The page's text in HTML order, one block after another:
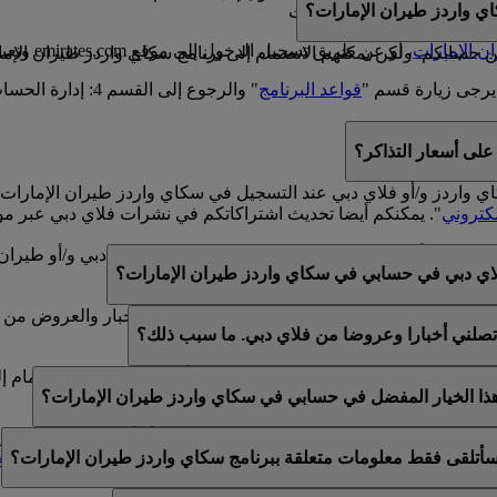
واردز طيران الإمارات
الإمارات، أو عن طريق تسجيل الدخول إلى موقع emirates.com وتعبئة النموذج الموجود في هذه
زيارة قسم "قواعد البرنامج" والرجوع إلى القسم 4: إدارة الحساب.
واردز طيران الإمارات؟
ولكن يمكنهم الانضمام إلى برنامج سكاي واردز طيران
أسعار التذاكر؟
واردز و/أو فلاي دبي عند التسجيل في سكاي واردز طيران
". يمكنكم أيضا تحديث اشتراكاتكم في نشرات فلاي دبي عبر
في أسفل رسائل البريد الإلكتروني الخاصة بفلاي دبي و/أو
عن طريق خدمة العملاء المباشرة أو مركز الاتصال.
دبي في حسابي في سكاي واردز طيران الإمارات؟
وفلاي دبي. لذلك، يتوفر لكم خيار تلقي الأخبار والعروض
أخبارا وعروضا من فلاي دبي. ما سبب ذلك؟
وسكاي واردز طيران الإمارات و/أو فلاي دبي عند
الخيار المفضل في حسابي في سكاي واردز طيران الإمارات؟
اشتراكات البريد الإلكتروني الخاصة بكم ضمنالتفضيلات
فقط معلومات متعلقة ببرنامج سكاي واردز طيران الإمارات؟